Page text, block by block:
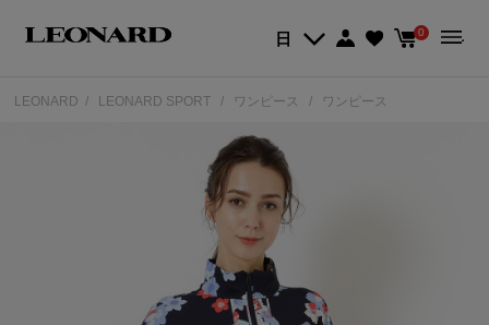
日 0
LEONARD LEONARD SPORT ワンピース ワンピース